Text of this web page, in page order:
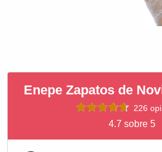
Enepe Zapatos de
226
4.7 sobre 5